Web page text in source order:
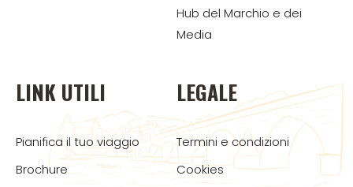
Hub del Marchio e dei
Media
LINK UTILI
Pianifica il tuo viaggio
Brochure
LEGALE
Termini e condizioni
Cookies